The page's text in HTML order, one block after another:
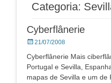
Categoria:
Cyberflânerie
Posted
21/07/2008
Cyberflânerie Mais
Portugal e Sevilla,
mapas de Sevilla e um de